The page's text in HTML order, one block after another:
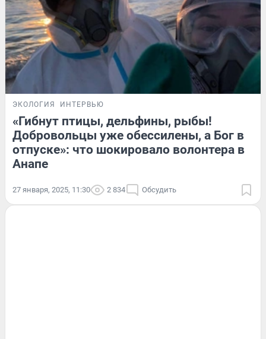
ЭКОЛОГИЯ ИНТЕРВЬЮ
«Гибнут птицы, дельфины, рыбы!
Добровольцы уже обессилены, а Бог в
отпуске»: что шокировало волонтера в
Анапе
27 января, 2025, 11:30 2 834 Обсудить